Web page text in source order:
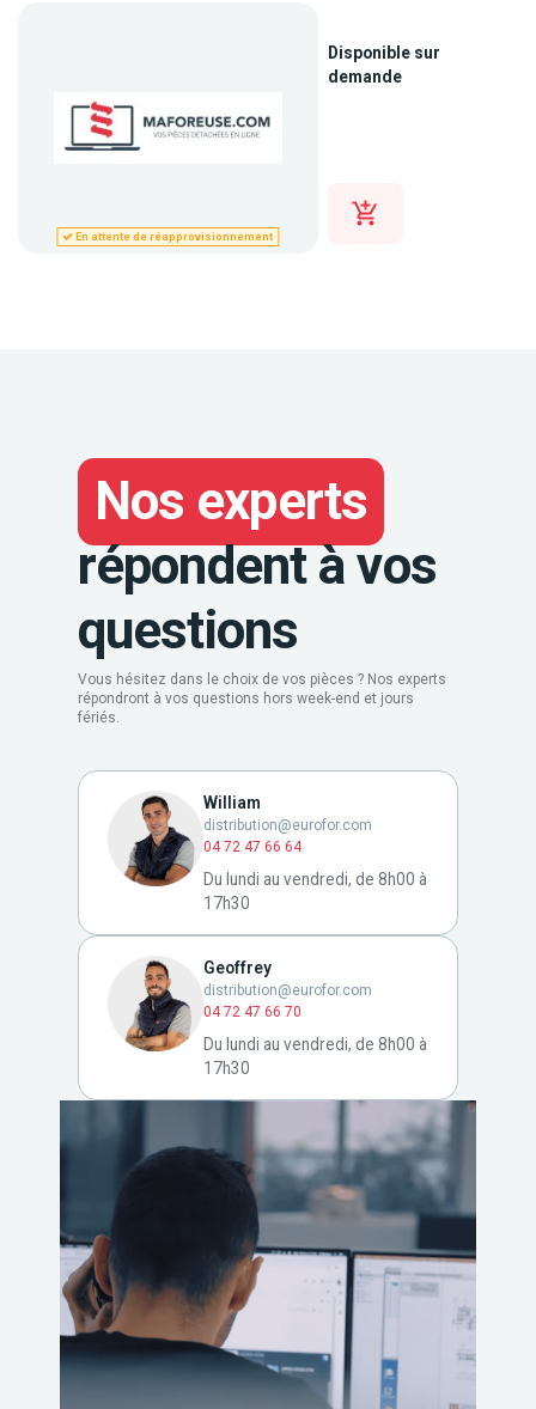
En attente de réapprovisionnement
Disponible sur
demande
Nos experts
répondent à vos
questions
Vous hésitez dans le choix de vos pièces ? Nos experts
répondront à vos questions hors week-end et jours
fériés.
William
distribution@eurofor.com
04 72 47 66 64
Du lundi au vendredi, de 8h00 à
17h30
Geoffrey
distribution@eurofor.com
04 72 47 66 70
Du lundi au vendredi, de 8h00 à
17h30